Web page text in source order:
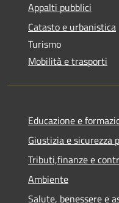
Appalti pubblici
Catasto e urbanistica
Turismo
Mobilità e trasporti
Educazione e
Giustizia e sicurezza
Tributi,finanze e
Ambiente
Salute, benessere e